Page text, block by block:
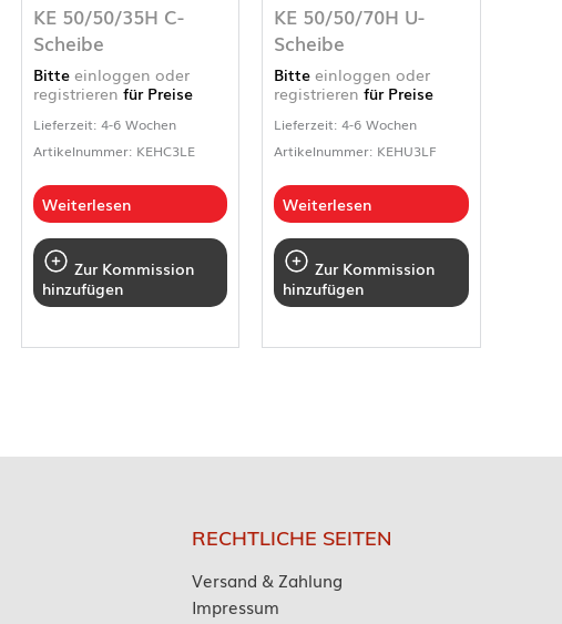
KE 50/50/35H C-
Scheibe
Bitte einloggen oder
registrieren für Preise
Lieferzeit: 4-6 Wochen
Artikelnummer: KEHC3LE
Weiterlesen
Zur Kommission
hinzufügen
KE 50/50/70H U-
Scheibe
Bitteeinloggen oder
registrieren für Preise
Lieferzeit: 4-6 Wochen
Artikelnummer: KEHU3LF
Weiterlesen
Zur Kommission
hinzufügen
RECHTLICHE SEITEN
Versand & Zahlung
Impressum